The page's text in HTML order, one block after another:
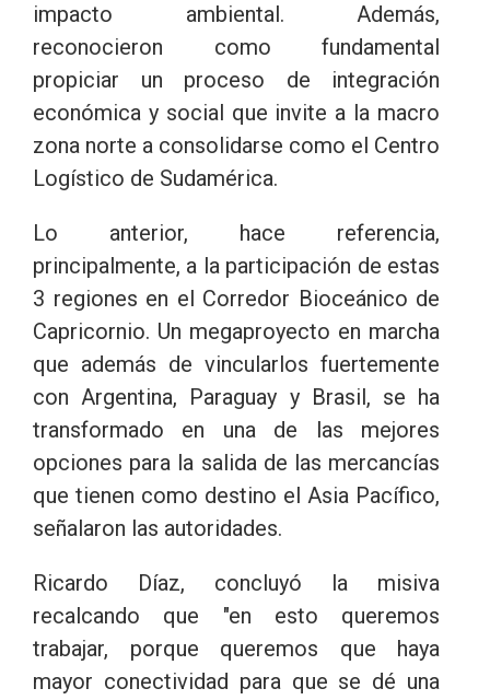
impacto ambiental. Además,
reconocieron como fundamental
propiciar un proceso de integración
económica y social que invite a la macro
zona norte a consolidarse como el Centro
Logístico de Sudamérica.
Lo anterior, hace referencia,
principalmente, a la participación de estas
3 regiones en el Corredor Bioceánico de
Capricornio. Un megaproyecto en marcha
que además de vincularlos fuertemente
con Argentina, Paraguay y Brasil, se ha
transformado en una de las mejores
opciones para la salida de las mercancías
que tienen como destino el Asia Pacífico,
señalaron las autoridades.
Ricardo Díaz, concluyó la misiva
recalcando que "en esto queremos
trabajar, porque queremos que haya
mayor conectividad para que se dé una